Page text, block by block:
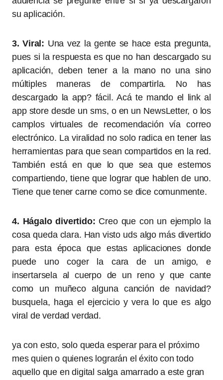
su aplicación.
3. Viral: Una vez la gente se hace esta pregunta,
pues si la respuesta es que no han descargado su
aplicación, deben tener a la mano no una sino
múltiples maneras de compartirla. No has
descargado la app? fácil. Acá te mando el link al
app store desde un sms, o en un NewsLetter, o los
camplos virtuales de recomendación vía correo
electrónico. La viralidad no solo radica en tener las
herramientas para que sean compartidos en la red.
También está en que lo que sea que estemos
compartiendo, tiene que lograr que hablen de uno.
Tiene que tener carne como se dice comunmente.
4. Hágalo divertido: Creo que con un ejemplo la
cosa queda clara. Han visto uds algo más divertido
para esta época que estas aplicaciones donde
puede uno coger la cara de un amigo, e
insertarsela al cuerpo de un reno y que cante
como un muñeco alguna canción de navidad?
busquela, haga el ejercicio y vera lo que es algo
viral de verdad verdad.
ya con esto, solo queda esperar para el próximo
mes quien o quienes lograrán el éxito con todo
aquello que en digital salga amarrado a este gran